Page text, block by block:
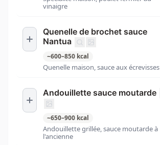
vinaigre
Quenelle de brochet sauce
Nantua
~600–850 kcal
Quenelle maison, sauce aux écrevisses
Andouillette sauce moutarde
~650–900 kcal
Andouillette grillée, sauce moutarde à
l'ancienne